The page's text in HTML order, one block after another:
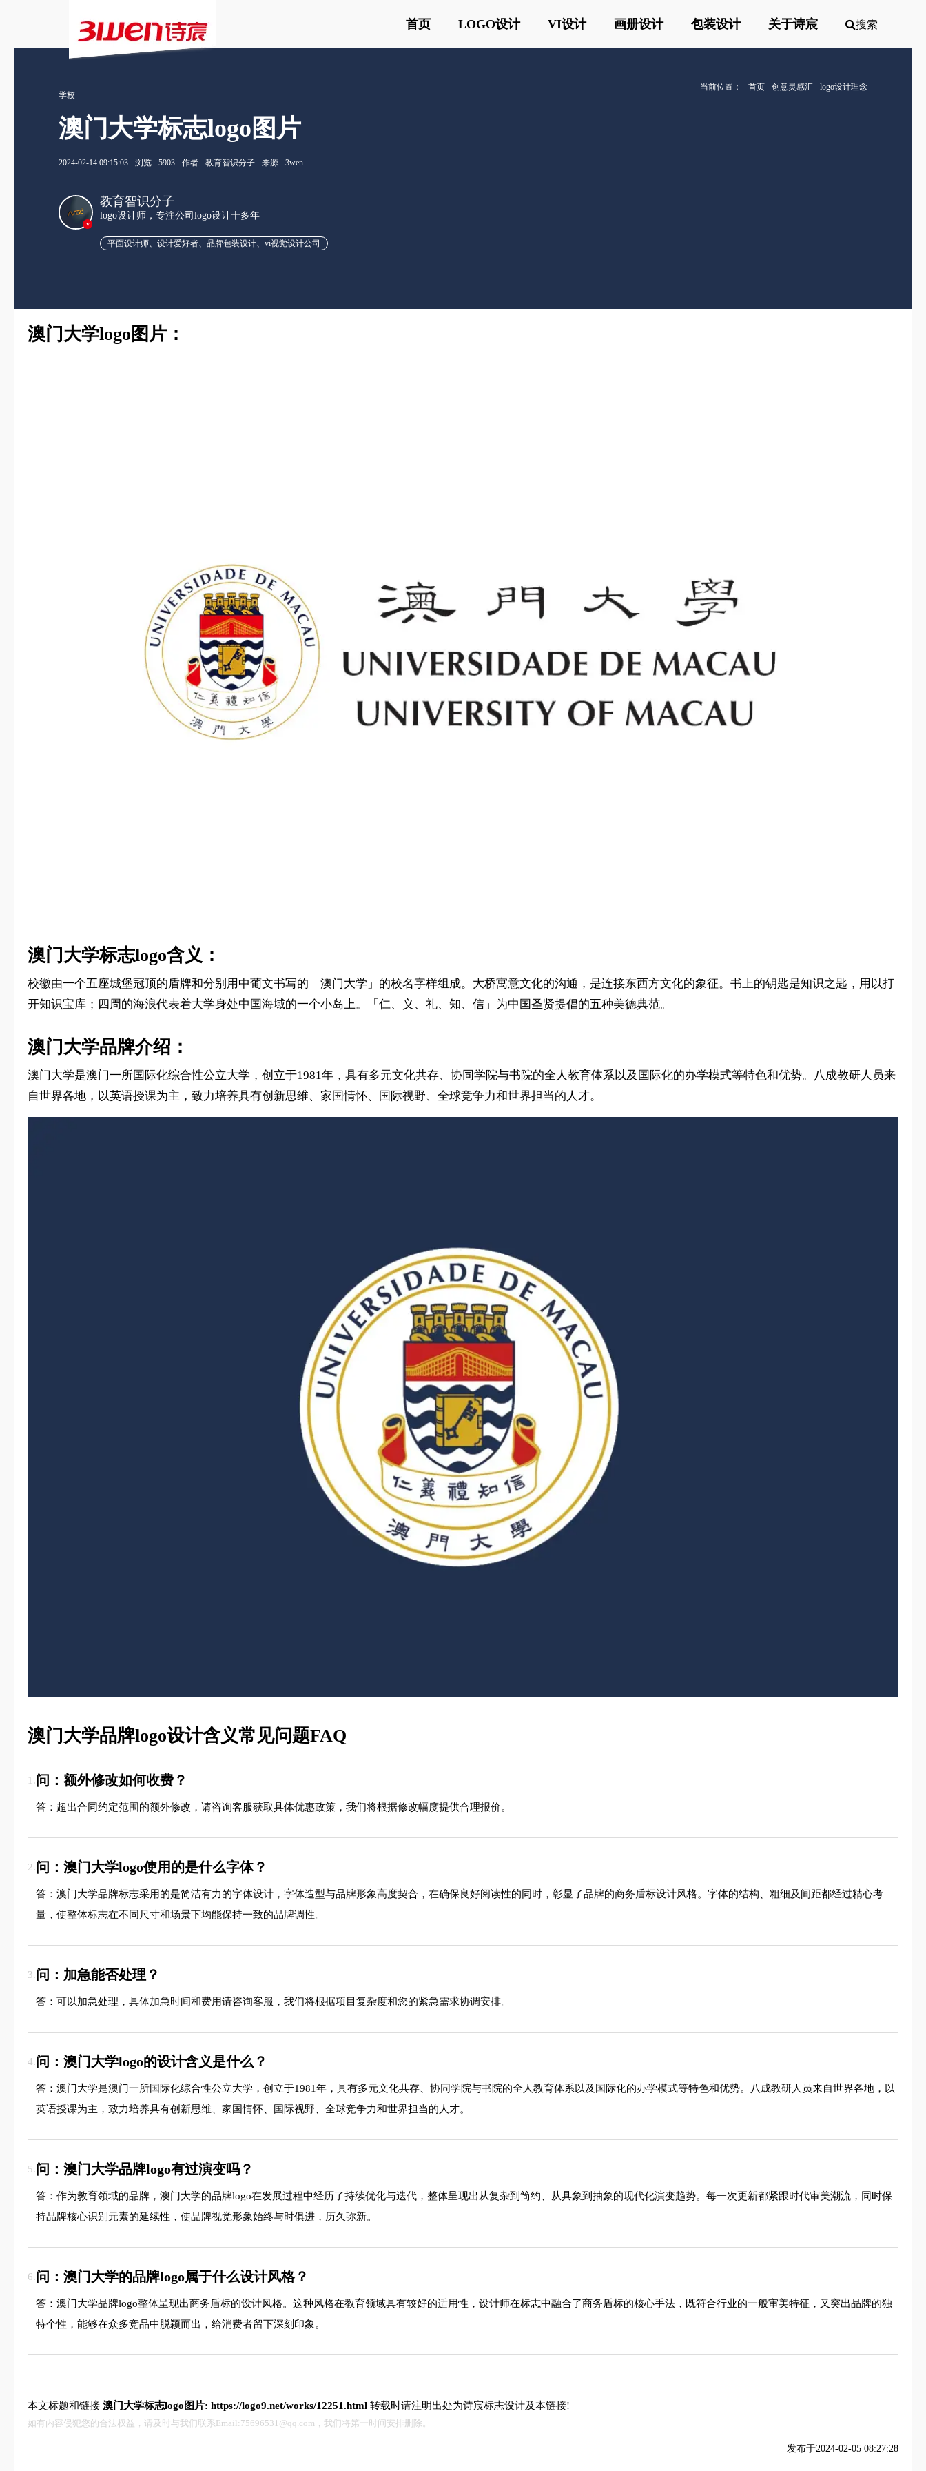
首页 LOGO设计 VI设计 画册设计 包装设计 关于诗宸 搜索
当前位置： 首页 创意灵感汇
logo设计理念
学校
澳门大学标志logo图片
2024-02-14 09:15:03 浏览 5903 作者 教育智识分子 来源 3wen
v
教育智识分子
logo设计师，专注公司logo设计十多年
平面设计师、设计爱好者、品牌包装设计、vi视觉设计公司
澳门大学logo图片：
澳门大学标志logo含义：
校徽由一个五座城堡冠顶的盾牌和分别用中葡文书写的「澳门大学」的校名字样组成。大桥寓意文化的沟通，是连接东西方文化的象征。书上的钥匙是知识之匙，用以打
开知识宝库；四周的海浪代表着大学身处中国海域的一个小岛上。「仁、义、礼、知、信」为中国圣贤提倡的五种美德典范。
澳门大学品牌介绍：
澳门大学是澳门一所国际化综合性公立大学，创立于1981年，具有多元文化共存、协同学院与书院的全人教育体系以及国际化的办学模式等特色和优势。八成教研人员来
自世界各地，以英语授课为主，致力培养具有创新思维、家国情怀、国际视野、全球竞争力和世界担当的人才。
澳门大学品牌logo设计含义常见问题FAQ
1.问：额外修改如何收费？
答：超出合同约定范围的额外修改，请咨询客服获取具体优惠政策，我们将根据修改幅度提供合理报价。
2.问：澳门大学logo使用的是什么字体？
答：澳门大学品牌标志采用的是简洁有力的字体设计，字体造型与品牌形象高度契合，在确保良好阅读性的同时，彰显了品牌的商务盾标设计风格。字体的结构、粗细及间距都经过精心考
量，使整体标志在不同尺寸和场景下均能保持一致的品牌调性。
3.问：加急能否处理？
答：可以加急处理，具体加急时间和费用请咨询客服，我们将根据项目复杂度和您的紧急需求协调安排。
4.问：澳门大学logo的设计含义是什么？
答：澳门大学是澳门一所国际化综合性公立大学，创立于1981年，具有多元文化共存、协同学院与书院的全人教育体系以及国际化的办学模式等特色和优势。八成教研人员来自世界各地，以
英语授课为主，致力培养具有创新思维、家国情怀、国际视野、全球竞争力和世界担当的人才。
5.问：澳门大学品牌logo有过演变吗？
答：作为教育领域的品牌，澳门大学的品牌logo在发展过程中经历了持续优化与迭代，整体呈现出从复杂到简约、从具象到抽象的现代化演变趋势。每一次更新都紧跟时代审美潮流，同时保
持品牌核心识别元素的延续性，使品牌视觉形象始终与时俱进，历久弥新。
6.问：澳门大学的品牌logo属于什么设计风格？
答：澳门大学品牌logo整体呈现出商务盾标的设计风格。这种风格在教育领域具有较好的适用性，设计师在标志中融合了商务盾标的核心手法，既符合行业的一般审美特征，又突出品牌的独
特个性，能够在众多竞品中脱颖而出，给消费者留下深刻印象。
本文标题和链接 澳门大学标志logo图片: https://logo9.net/works/12251.html 转载时请注明出处为诗宸标志设计及本链接!
如有内容侵犯您的合法权益，请及时与我们联系Email:75696531@qq.com，我们将第一时间安排删除。
发布于2024-02-05 08:27:28